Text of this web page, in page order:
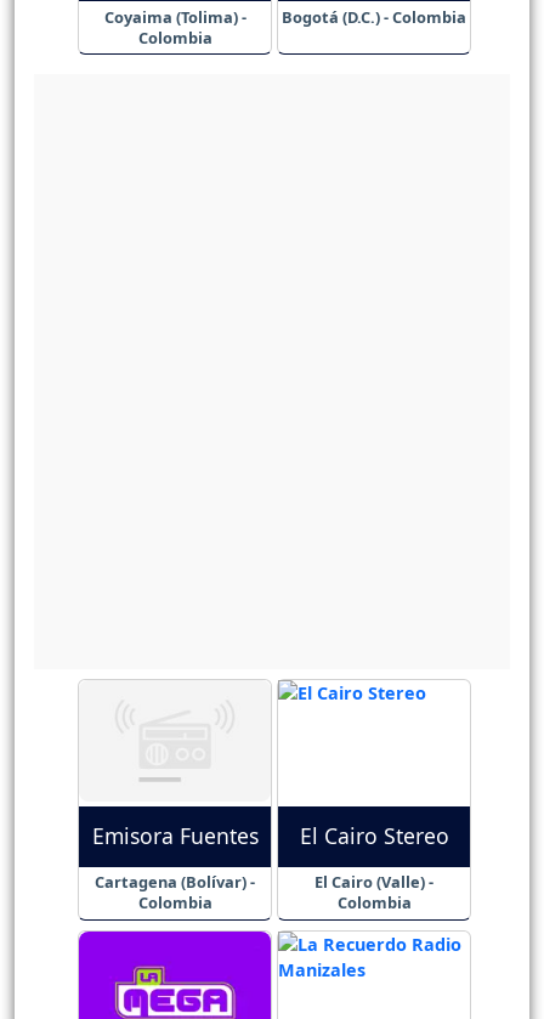
Coyaima (Tolima) -
Colombia
Bogotá (D.C.) - Colombia
Emisora Fuentes
Cartagena (Bolívar) -
Colombia
El Cairo Stereo
El Cairo (Valle) -
Colombia